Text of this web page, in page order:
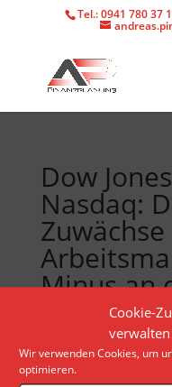
Cookie-
verwalten
Wir verwenden Cookies, um
optimieren.
Tel.: 0941 780 37
Dow
Nasdaq:
Minus an
Investoren wollen
Rückschlüsse auf
ziehen und warten